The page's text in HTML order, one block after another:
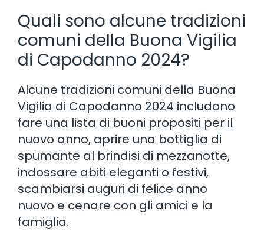
Quali sono alcune tradizioni
comuni della Buona Vigilia
di Capodanno 2024?
Alcune tradizioni comuni della Buona
Vigilia di Capodanno 2024 includono
fare una lista di buoni propositi per il
nuovo anno, aprire una bottiglia di
spumante al brindisi di mezzanotte,
indossare abiti eleganti o festivi,
scambiarsi auguri di felice anno
nuovo e cenare con gli amici e la
famiglia.